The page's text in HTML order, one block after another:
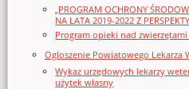
„PROGRAM OCHRONY
NA LATA 2019-2022 Z
Program opieki nad
Ogloszenie Powiatowego Lekarza
Wykaz urzędowych lekarzy
użytek własny